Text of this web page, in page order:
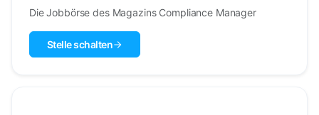
Die Jobbörse des Magazins Compliance Manager
Stelle schalten